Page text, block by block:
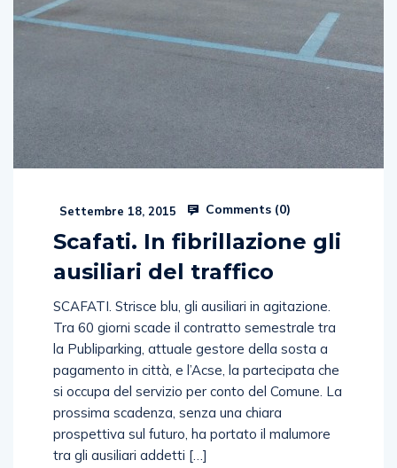
Settembre 18, 2015 Comments (0)
Scafati. In fibrillazione gli
ausiliari del traffico
SCAFATI. Strisce blu, gli ausiliari in agitazione.
Tra 60 giorni scade il contratto semestrale tra
la Publiparking, attuale gestore della sosta a
pagamento in città, e l’Acse, la partecipata che
si occupa del servizio per conto del Comune. La
prossima scadenza, senza una chiara
prospettiva sul futuro, ha portato il malumore
tra gli ausiliari addetti […]